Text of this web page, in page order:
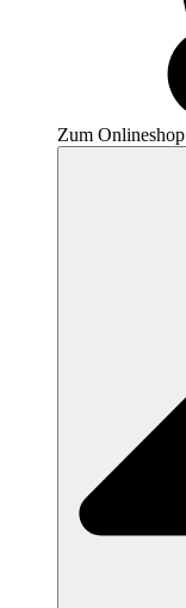
Zum Onlineshop